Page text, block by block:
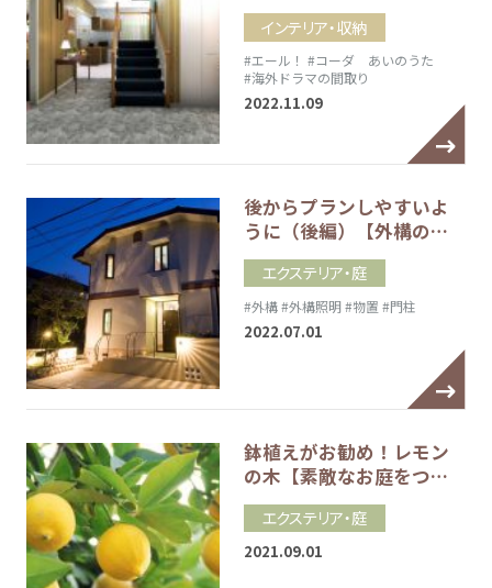
インテリア・収納
#エール！ #コーダ あいのうた
#海外ドラマの間取り
2022.11.09
後からプランしやすいよ
うに（後編）【外構の…
エクステリア・庭
#外構#外構照明 #物置 #門柱
2022.07.01
鉢植えがお勧め！レモン
の木【素敵なお庭をつ…
エクステリア・庭
2021.09.01